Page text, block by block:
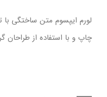
لورم ایپسوم متن ساختگی با
چاپ و با استفاده از طراحان